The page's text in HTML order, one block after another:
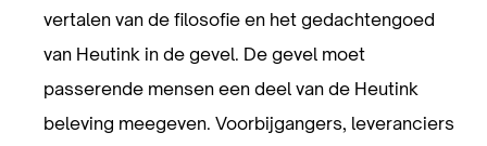
vertalen van de filosofie en het gedachtengoed
van Heutink in de gevel. De gevel moet
passerende mensen een deel van de Heutink
beleving meegeven. Voorbijgangers, leveranciers